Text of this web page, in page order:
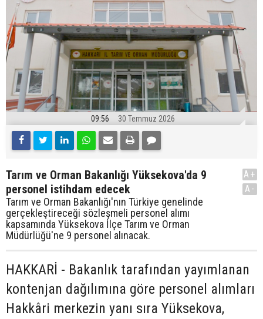
09:56 30 Temmuz 2026
Tarım ve Orman Bakanlığı Yüksekova'da 9
personel istihdam edecek
Tarım ve Orman Bakanlığı'nın Türkiye genelinde
gerçekleştireceği sözleşmeli personel alımı
kapsamında Yüksekova İlçe Tarım ve Orman
Müdürlüğü'ne 9 personel alınacak.
A+
A-
HAKKARİ - Bakanlık tarafından yayımlanan
kontenjan dağılımına göre personel alımları
Hakkâri merkezin yanı sıra Yüksekova,